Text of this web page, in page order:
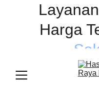
Harga